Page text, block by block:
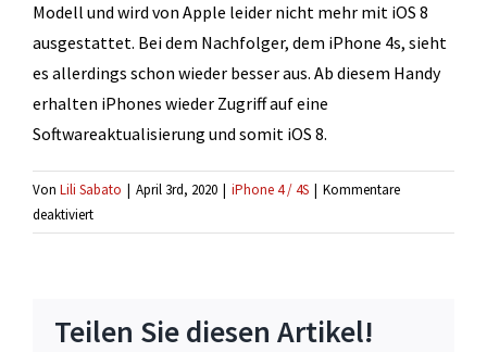
Modell und wird von Apple leider nicht mehr mit iOS 8
ausgestattet. Bei dem Nachfolger, dem iPhone 4s, sieht
es allerdings schon wieder besser aus. Ab diesem Handy
erhalten iPhones wieder Zugriff auf eine
Softwareaktualisierung und somit iOS 8.
Von Lili Sabato | April 3rd, 2020 | iPhone 4 / 4S | Kommentare
deaktiviertfür
Ich
meines
Teilen Sie diesen Artikel!